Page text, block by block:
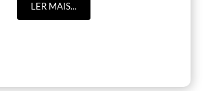
LER MAIS...